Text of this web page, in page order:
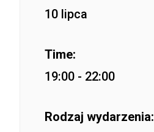
10 lipca
Time:
19:00 - 22:00
Rodzaj wydarzenia: